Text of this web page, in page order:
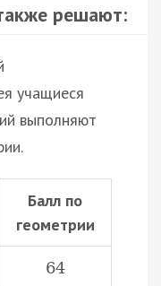
решают:
учащиеся
выполняют
Балл по
геометрии
64